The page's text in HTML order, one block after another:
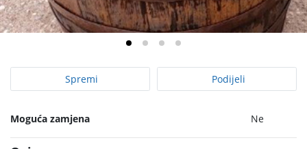
Spremi Podijeli
Moguća zamjena Ne